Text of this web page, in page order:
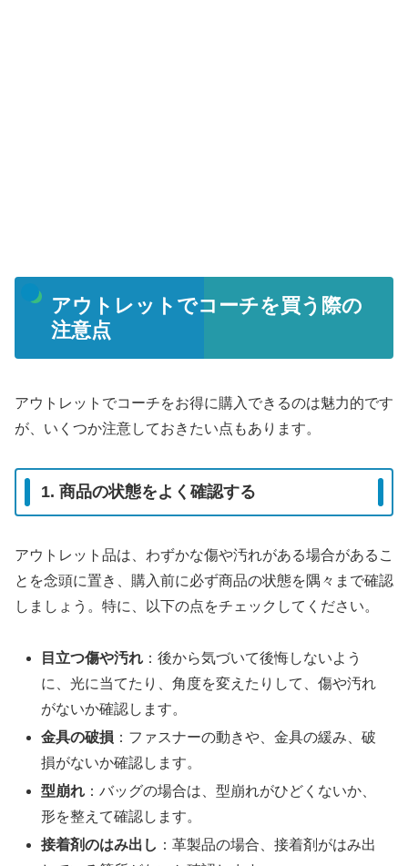
アウトレットでコーチを買う際の
注意点
アウトレットでコーチをお得に購入できるのは魅力的です
が、いくつか注意しておきたい点もあります。
1. 商品の状態をよく確認する
アウトレット品は、わずかな傷や汚れがある場合があるこ
とを念頭に置き、購入前に必ず商品の状態を隅々まで確認
しましょう。特に、以下の点をチェックしてください。
目立つ傷や汚れ ：後から気づいて後悔しないよう
に、光に当てたり、角度を変えたりして、傷や汚れ
がないか確認します。
金具の破損 ：ファスナーの動きや、金具の緩み、破
損がないか確認します。
型崩れ ：バッグの場合は、型崩れがひどくないか、
形を整えて確認します。
接着剤のはみ出し ：革製品の場合、接着剤がはみ出